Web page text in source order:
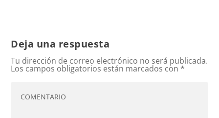
Deja una respuesta
Tu dirección de correo electrónico no será publicada.
Los campos obligatorios están marcados con *